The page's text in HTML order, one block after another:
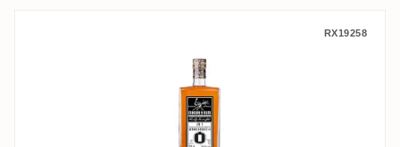
MHOBA Rum JB 1 (Warehouse #1) 2019
RX19258